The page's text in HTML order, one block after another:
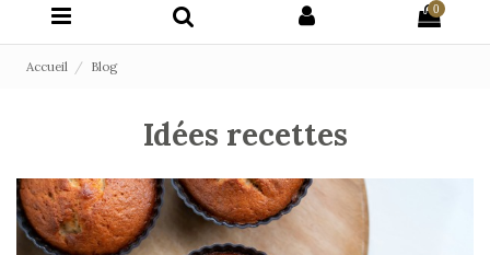
0
Accueil Blog
Idées recettes